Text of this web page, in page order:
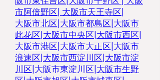
市阿倍野区 大阪市天王寺区
大阪市北区 大阪市都島区 大阪市
此花区 大阪市中央区 大阪市西区
大阪市港区 大阪市大正区 大阪市
浪速区 大阪市西淀川区 大阪市淀
川区 大阪市東淀川区 大阪市生野